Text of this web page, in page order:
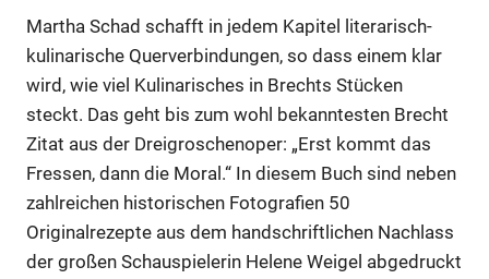
Martha Schad schafft in jedem Kapitel literarisch-
kulinarische Querverbindungen, so dass einem klar
wird, wie viel Kulinarisches in Brechts Stücken
steckt. Das geht bis zum wohl bekanntesten Brecht
Zitat aus der Dreigroschenoper: „Erst kommt das
Fressen, dann die Moral.“ In diesem Buch sind neben
zahlreichen historischen Fotografien 50
Originalrezepte aus dem handschriftlichen Nachlass
der großen Schauspielerin Helene Weigel abgedruckt